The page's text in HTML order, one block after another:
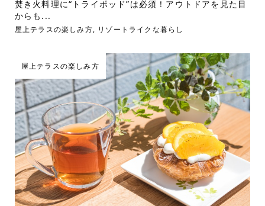
焚き火料理に“トライポッド”は必須！アウトドアを見た目
からも...
屋上テラスの楽しみ方, リゾートライクな暮らし
屋上テラスの楽しみ方